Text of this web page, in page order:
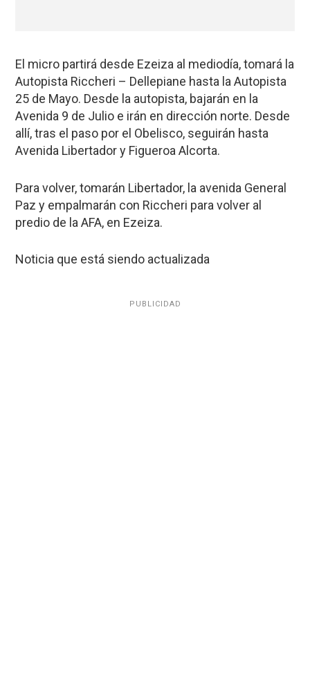
El micro partirá desde Ezeiza al mediodía, tomará la
Autopista Riccheri – Dellepiane hasta la Autopista
25 de Mayo. Desde la autopista, bajarán en la
Avenida 9 de Julio e irán en dirección norte. Desde
allí, tras el paso por el Obelisco, seguirán hasta
Avenida Libertador y Figueroa Alcorta.
Para volver, tomarán Libertador, la avenida General
Paz y empalmarán con Riccheri para volver al
predio de la AFA, en Ezeiza.
Noticia que está siendo actualizada
PUBLICIDAD